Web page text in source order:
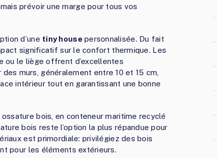
prévoir une marge pour tous vos
d’une tiny housepersonnalisée. Du fait
significatif sur le confort thermique. Les
ou le liège offrent d’excellentes
murs, généralement entre 10 et 15 cm,
intérieur tout en garantissant une bonne
bois, en conteneur maritime recyclé
bois reste l’option la plus répandue pour
est primordiale: privilégiez des bois
pour les éléments extérieurs.